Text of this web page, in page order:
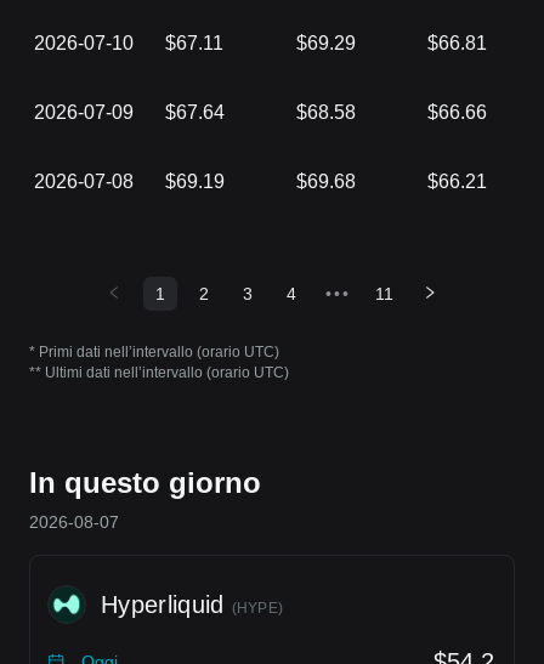
2026-07-10 $67.11 $69.29 $66.81
2026-07-09 $67.64 $68.58 $66.66
2026-07-08 $69.19 $69.68 $66.21
1 2 3 4 ••• 11
* Primi dati nell’intervallo (orario UTC)
** Ultimi dati nell’intervallo (orario UTC)
In questo giorno
2026-08-07
Hyperliquid (HYPE)